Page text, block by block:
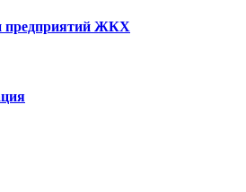
предприятий ЖКХ